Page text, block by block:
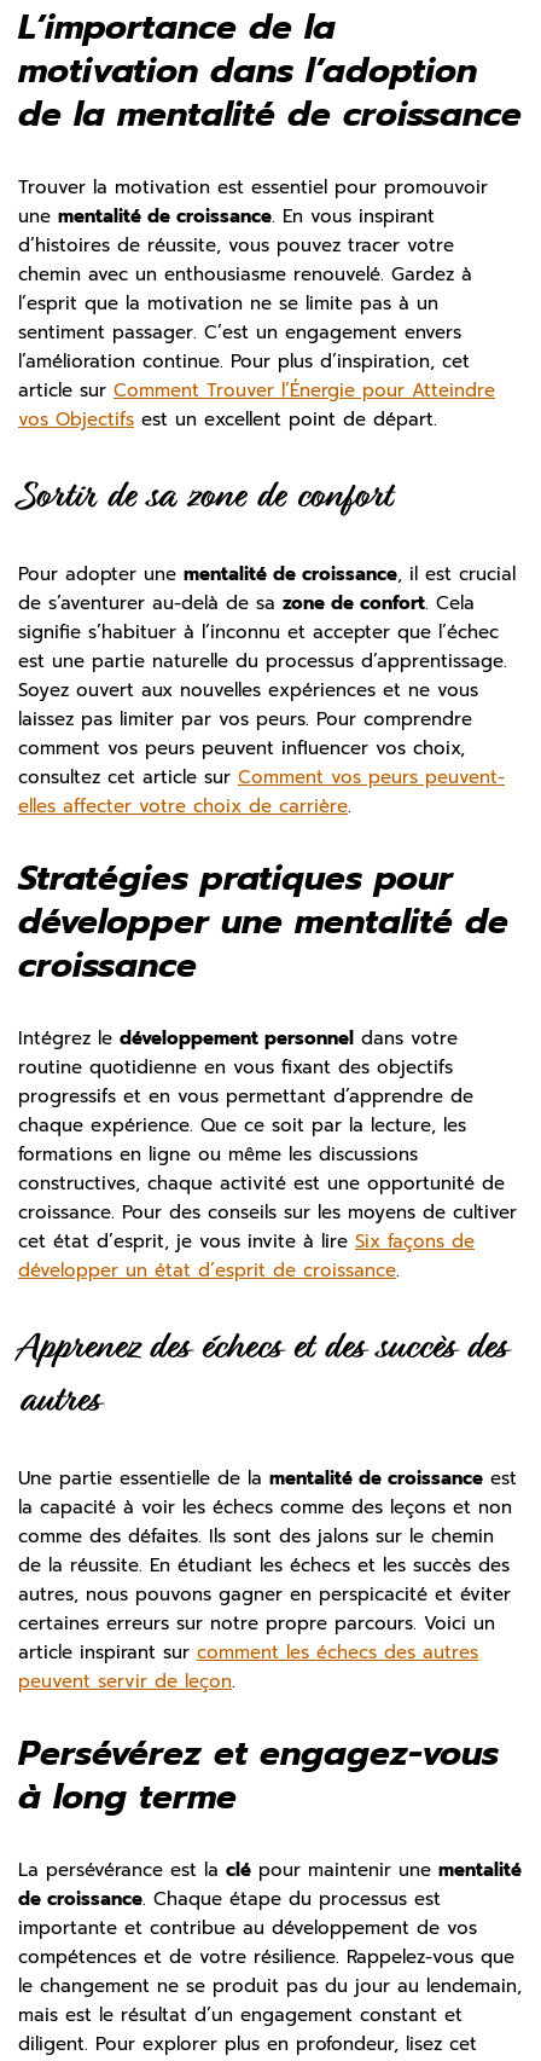
L’importance de la
motivation dans l’adoption
de la mentalité de croissance
Trouver la motivation est essentiel pour promouvoir
une mentalité de croissance. En vous inspirant
d’histoires de réussite, vous pouvez tracer votre
chemin avec un enthousiasme renouvelé. Gardez à
l’esprit que la motivation ne se limite pas à un
sentiment passager. C’est un engagement envers
l’amélioration continue. Pour plus d’inspiration, cet
article sur Comment Trouver l’Énergie pour Atteindre
vos Objectifs est un excellent point de départ.
Sortir de sa zone de confort
Pour adopter une mentalité de croissance, il est crucial
de s’aventurer au-delà de sa zone de confort. Cela
signifie s’habituer à l’inconnu et accepter que l’échec
est une partie naturelle du processus d’apprentissage.
Soyez ouvert aux nouvelles expériences et ne vous
laissez pas limiter par vos peurs. Pour comprendre
comment vos peurs peuvent influencer vos choix,
consultez cet article sur Comment vos peurs peuvent-
elles affecter votre choix de carrière.
Stratégies pratiques pour
développer une mentalité de
croissance
Intégrez le développement personnel dans votre
routine quotidienne en vous fixant des objectifs
progressifs et en vous permettant d’apprendre de
chaque expérience. Que ce soit par la lecture, les
formations en ligne ou même les discussions
constructives, chaque activité est une opportunité de
croissance. Pour des conseils sur les moyens de cultiver
cet état d’esprit, je vous invite à lire Six façons de
développer un état d’esprit de croissance.
Apprenez des échecs et des succès des
autres
Une partie essentielle de la mentalité de croissance est
la capacité à voir les échecs comme des leçons et non
comme des défaites. Ils sont des jalons sur le chemin
de la réussite. En étudiant les échecs et les succès des
autres, nous pouvons gagner en perspicacité et éviter
certaines erreurs sur notre propre parcours. Voici un
article inspirant sur comment les échecs des autres
peuvent servir de leçon.
Persévérez et engagez-vous
à long terme
La persévérance est la clé pour maintenir une mentalité
de croissance. Chaque étape du processus est
importante et contribue au développement de vos
compétences et de votre résilience. Rappelez-vous que
le changement ne se produit pas du jour au lendemain,
mais est le résultat d’un engagement constant et
diligent. Pour explorer plus en profondeur, lisez cet